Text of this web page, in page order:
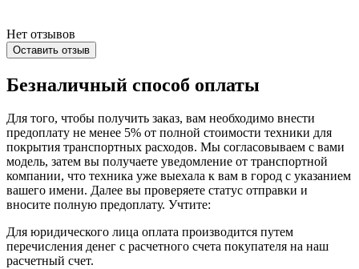
Нет отзывов
Оставить отзыв
Безналичный способ оплаты
Для того, чтобы получить заказ, вам необходимо внести
предоплату не менее 5% от полной стоимости техники для
покрытия транспортных расходов. Мы согласовываем с вами
модель, затем вы получаете уведомление от транспортной
компании, что техника уже выехала к вам в город с указанием
вашего имени. Далее вы проверяете статус отправки и
вносите полную предоплату. Учтите:
Для юридического лица оплата производится путем
перечисления денег с расчетного счета покупателя на наш
расчетный счет.